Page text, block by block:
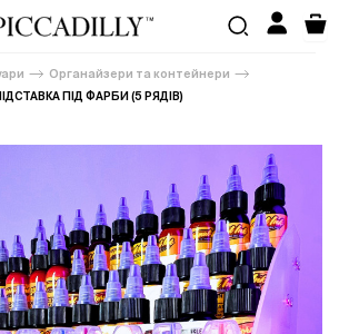
Органайзери та контейнери
ПІД ФАРБИ (5 РЯДІВ)